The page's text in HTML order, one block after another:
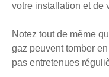
votre installation et de
Notez tout de même
gaz peuvent tomber
pas entretenues